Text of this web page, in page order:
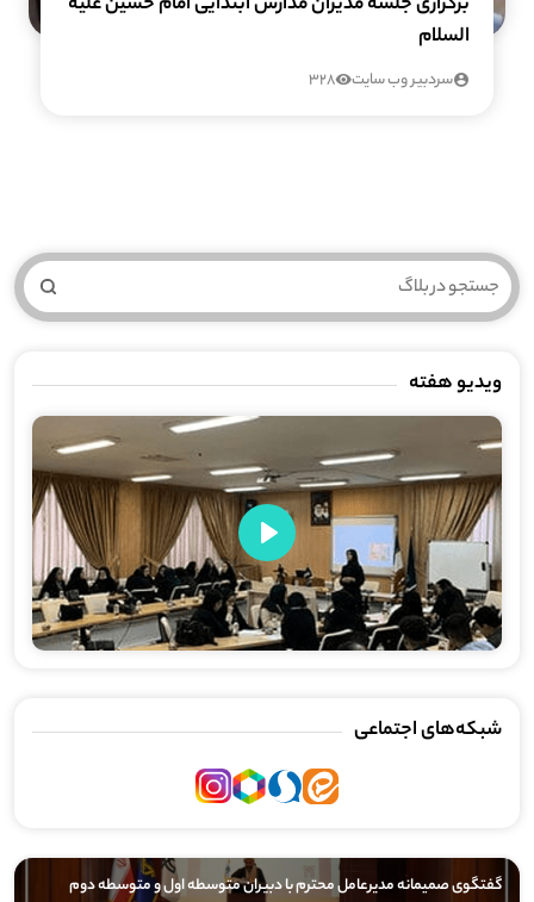
السلام
سردبیر وب سایت 328
شبکه‌های اجتماعی
ویدیو هفته
Play
گفتگوی صمیمانه مدیرعامل محترم با دبیران متوسطه اول و متوسطه دوم